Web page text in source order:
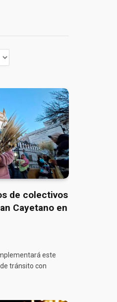
de colectivos
Cayetano en
este
tránsito con